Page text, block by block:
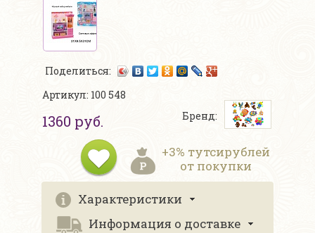
Поделиться:
Артикул: 100 548
1360 руб. Бренд:
+3% тутсирублей
от покупки
Характеристики
Информация о доставке